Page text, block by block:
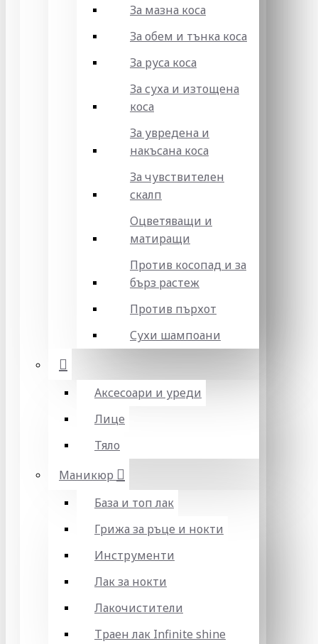
За мазна коса
За обем и тънка коса
За руса коса
За суха и изтощена
коса
За увредена и
накъсана коса
За чувствителен
скалп
Оцветяващи и
матиращи
Против косопад и за
бърз растеж
Против пърхот
Сухи шампоани
Аксесоари и уреди
Лице
Тяло
Маникюр
База и топ лак
Грижа за ръце и нокти
Инструменти
Лак за нокти
Лакочистители
Траен лак Infinite shine